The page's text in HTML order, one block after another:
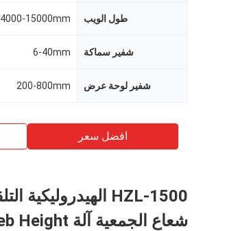
طول الويب 4000-15000mm
شفير سماكة 6-40mm
شفير لوحة عرض 200-800mm
افضل سعر
شعاع الجمعية آلة 1500MM Web Height